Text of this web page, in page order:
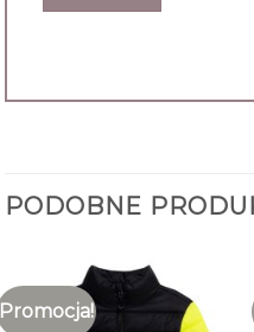
PODOBNE
Promocja!